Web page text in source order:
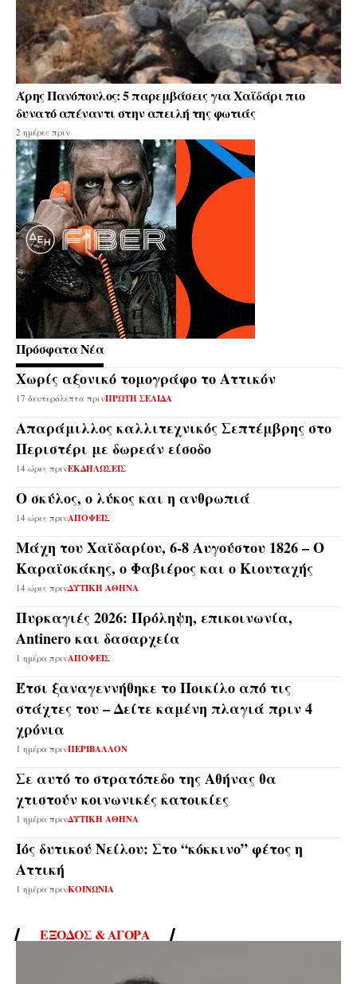
Άρης Πανόπουλος: 5 παρεμβάσεις για Χαϊδάρι πιο
δυνατό απέναντι στην απειλή της φωτιάς
2 ημέρες πριν
Πρόσφατα Νέα
Χωρίς αξονικό τομογράφο το Αττικόν
17 δευτερόλεπτα πρινΠΡΩΤΗ ΣΕΛΙΔΑ
Απαράμιλλος καλλιτεχνικός Σεπτέμβρης στο
Περιστέρι με δωρεάν είσοδο
14 ώρες πρινΕΚΔΗΛΩΣΕΙΣ
Ο σκύλος, ο λύκος και η ανθρωπιά
14 ώρες πρινΑΠΟΨΕΙΣ
Μάχη του Χαϊδαρίου, 6-8 Αυγούστου 1826 – Ο
Καραϊσκάκης, ο Φαβιέρος και ο Κιουταχής
14 ώρες πρινΔΥΤΙΚΗ ΑΘΗΝΑ
Πυρκαγιές 2026: Πρόληψη, επικοινωνία,
Antinero και δασαρχεία
1 ημέρα πρινΑΠΟΨΕΙΣ
Έτσι ξαναγεννήθηκε το Ποικίλο από τις
στάχτες του – Δείτε καμένη πλαγιά πριν 4
χρόνια
1 ημέρα πρινΠΕΡΙΒΑΛΛΟΝ
Σε αυτό το στρατόπεδο της Αθήνας θα
χτιστούν κοινωνικές κατοικίες
1 ημέρα πρινΔΥΤΙΚΗ ΑΘΗΝΑ
Ιός δυτικού Νείλου: Στο “κόκκινο” φέτος η
Αττική
1 ημέρα πρινΚΟΙΝΩΝΙΑ
ΈΞΟΔΟΣ & ΑΓΟΡΆ